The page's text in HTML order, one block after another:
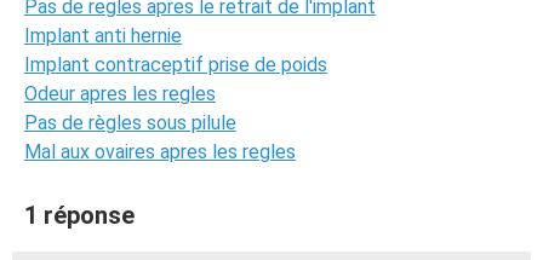
Pas de regles apres le retrait de l'implant
Implant anti hernie
Implant contraceptif prise de poids
Odeur apres les regles
Pas de règles sous pilule
Mal aux ovaires apres les regles
1 réponse